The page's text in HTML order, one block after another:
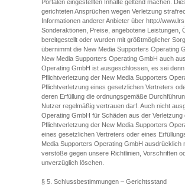
Portalen eingestellten Inhalte geltend machen.
gerichteten Ansprüchen wegen Verletzung
Informationen anderer Anbieter über http://
Sonderaktionen, Preise, angebotene Leistungen,
bereitgestellt oder wurden mit größtmöglicher
übernimmt die New Media Supporters Operating
New Media Supporters Operating GmbH auch
Operating GmbH ist ausgeschlossen, es sei
Pflichtverletzung der New Media Supporters
Pflichtverletzung eines gesetzlichen Vertreters
deren Erfüllung die ordnungsgemäße
Nutzer regelmäßig vertrauen darf. Auch nicht
Operating GmbH für Schäden aus der
Pflichtverletzung der New Media Supporters
eines gesetzlichen Vertreters oder eines
Media Supporters Operating GmbH
verstöße gegen unsere Richtlinien, Vorschriften
unverzüglich löschen.
§ 5. Schlussbestimmungen – Gerichtsstand